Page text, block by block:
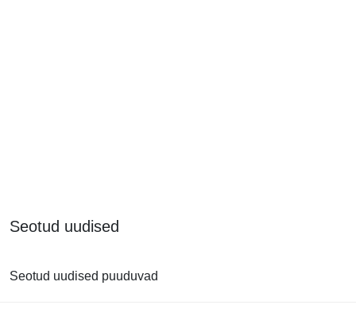
Seotud uudised
Seotud uudised puuduvad